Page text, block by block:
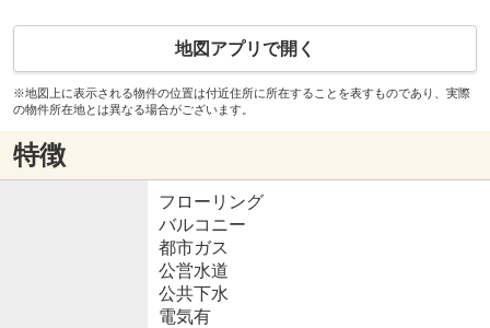
地図アプリで開く
※地図上に表示される物件の位置は付近住所に所在することを表すものであり、実際
の物件所在地とは異なる場合がございます。
特徴
フローリング
バルコニー
都市ガス
公営水道
公共下水
電気有